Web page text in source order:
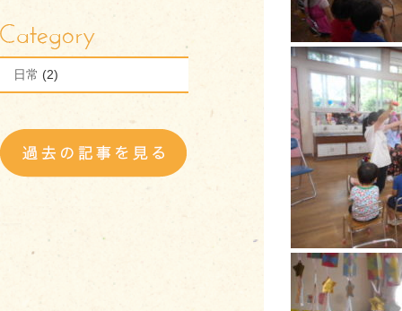
日常 (2)